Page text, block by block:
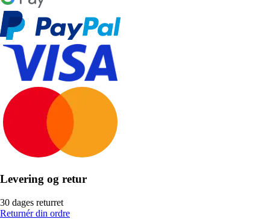
Levering og retur
30 dages returret
Returnér din ordre